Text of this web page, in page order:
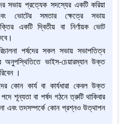
সভায় প্রত্যেক সদস্যের একটি করিয়া
ভোটের সমতার ক্ষেত্রে সভায়
একটি দ্বিতীয় বা নির্ণায়ক ভোট
পর্ষদের সকল সভায় সভাপতিত্ব
অনুপস্থিতিতে ভাইস-চেয়ারম্যান উক্ত
।
কোন কার্য বা কার্যধারা কেবল উক্ত
শূন্যতা বা পর্ষদ গঠনে ত্রুটি থাকিবার
এবং তদসম্পর্কে কোন প্রশ্নও উত্থাপন